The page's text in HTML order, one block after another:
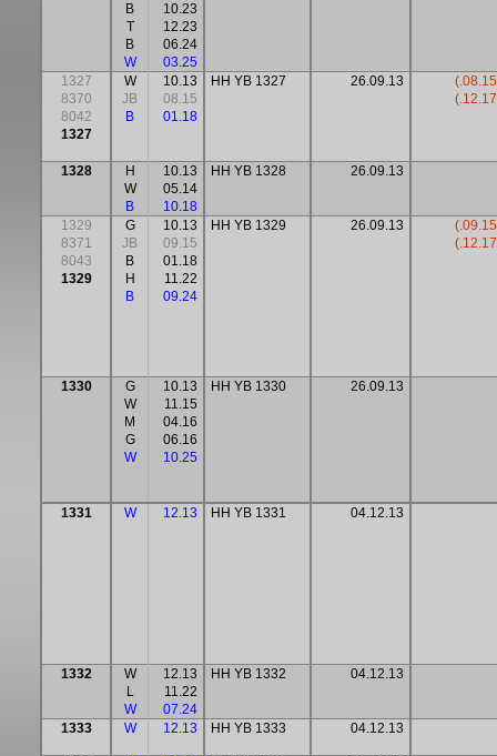
B
T
B
W
10.23
12.23
06.24
03.25
1327
8370
8042
1327
W
JB
B
10.13
08.15
01.18
HH YB 1327 26.09.13
1328
H
W
B
10.13
05.14
10.18
HH YB 1328 26.09.13
1329
8371
8043
1329
G
JB
B
H
B
10.13
09.15
01.18
11.22
09.24
HH YB 1329 26.09.13
1330
G
W
M
G
W
10.13
11.15
04.16
06.16
10.25
HH YB 1330 26.09.13
1331 W 12.13 HH YB 1331 04.12.13
1332
W
L
W
12.13
11.22
07.24
HH YB 1332 04.12.13
1333 W 12.13 HH YB 1333 04.12.13